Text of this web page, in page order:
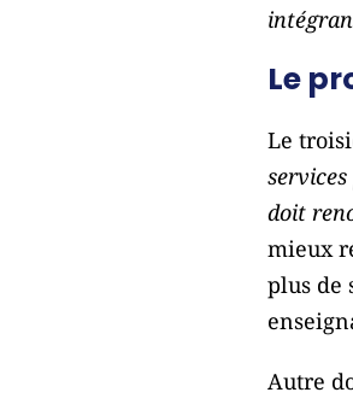
Le
Le
doit
mieux
plus de
Autre